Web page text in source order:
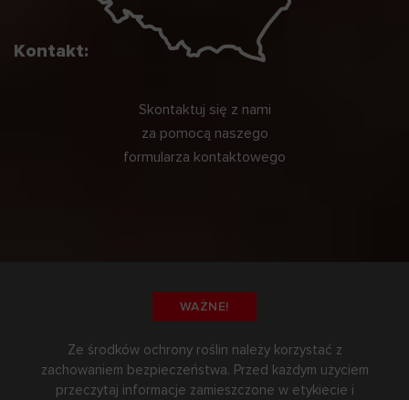
Kontakt:
Skontaktuj się z nami
za pomocą naszego
formularza kontaktowego
WAŻNE!
Ze środków ochrony roślin należy korzystać z
zachowaniem bezpieczeństwa. Przed każdym użyciem
przeczytaj informacje zamieszczone w etykiecie i